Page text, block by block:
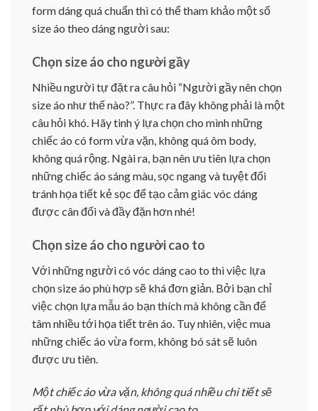
form dáng quá chuẩn thì có thể tham khảo một số
size áo theo dáng người sau:
Chọn size áo cho người gầy
Nhiều người tự đặt ra câu hỏi “Người gầy nên chọn
size áo như thế nào?”. Thực ra đây không phải là một
câu hỏi khó. Hãy tinh ý lựa chọn cho mình những
chiếc áo có form vừa vặn, không quá ôm body,
không quá rộng. Ngài ra, bạn nên ưu tiên lựa chọn
những chiếc áo sáng màu, sọc ngang và tuyệt đối
tránh họa tiết kẻ sọc để tạo cảm giác vóc dáng
được cân đối và đầy đặn hơn nhé!
Chọn size áo cho người cao to
Với những người có vóc dáng cao to thì việc lựa
chọn size áo phù hợp sẽ khá đơn giản. Bởi bạn chỉ
việc chọn lựa mẫu áo bạn thích mà không cần để
tâm nhiều tới họa tiết trên áo. Tuy nhiên, việc mua
những chiếc áo vừa form, không bó sát sẽ luôn
được ưu tiên.
Một chiếc áo vừa vặn, không quá nhiều chi tiết sẽ